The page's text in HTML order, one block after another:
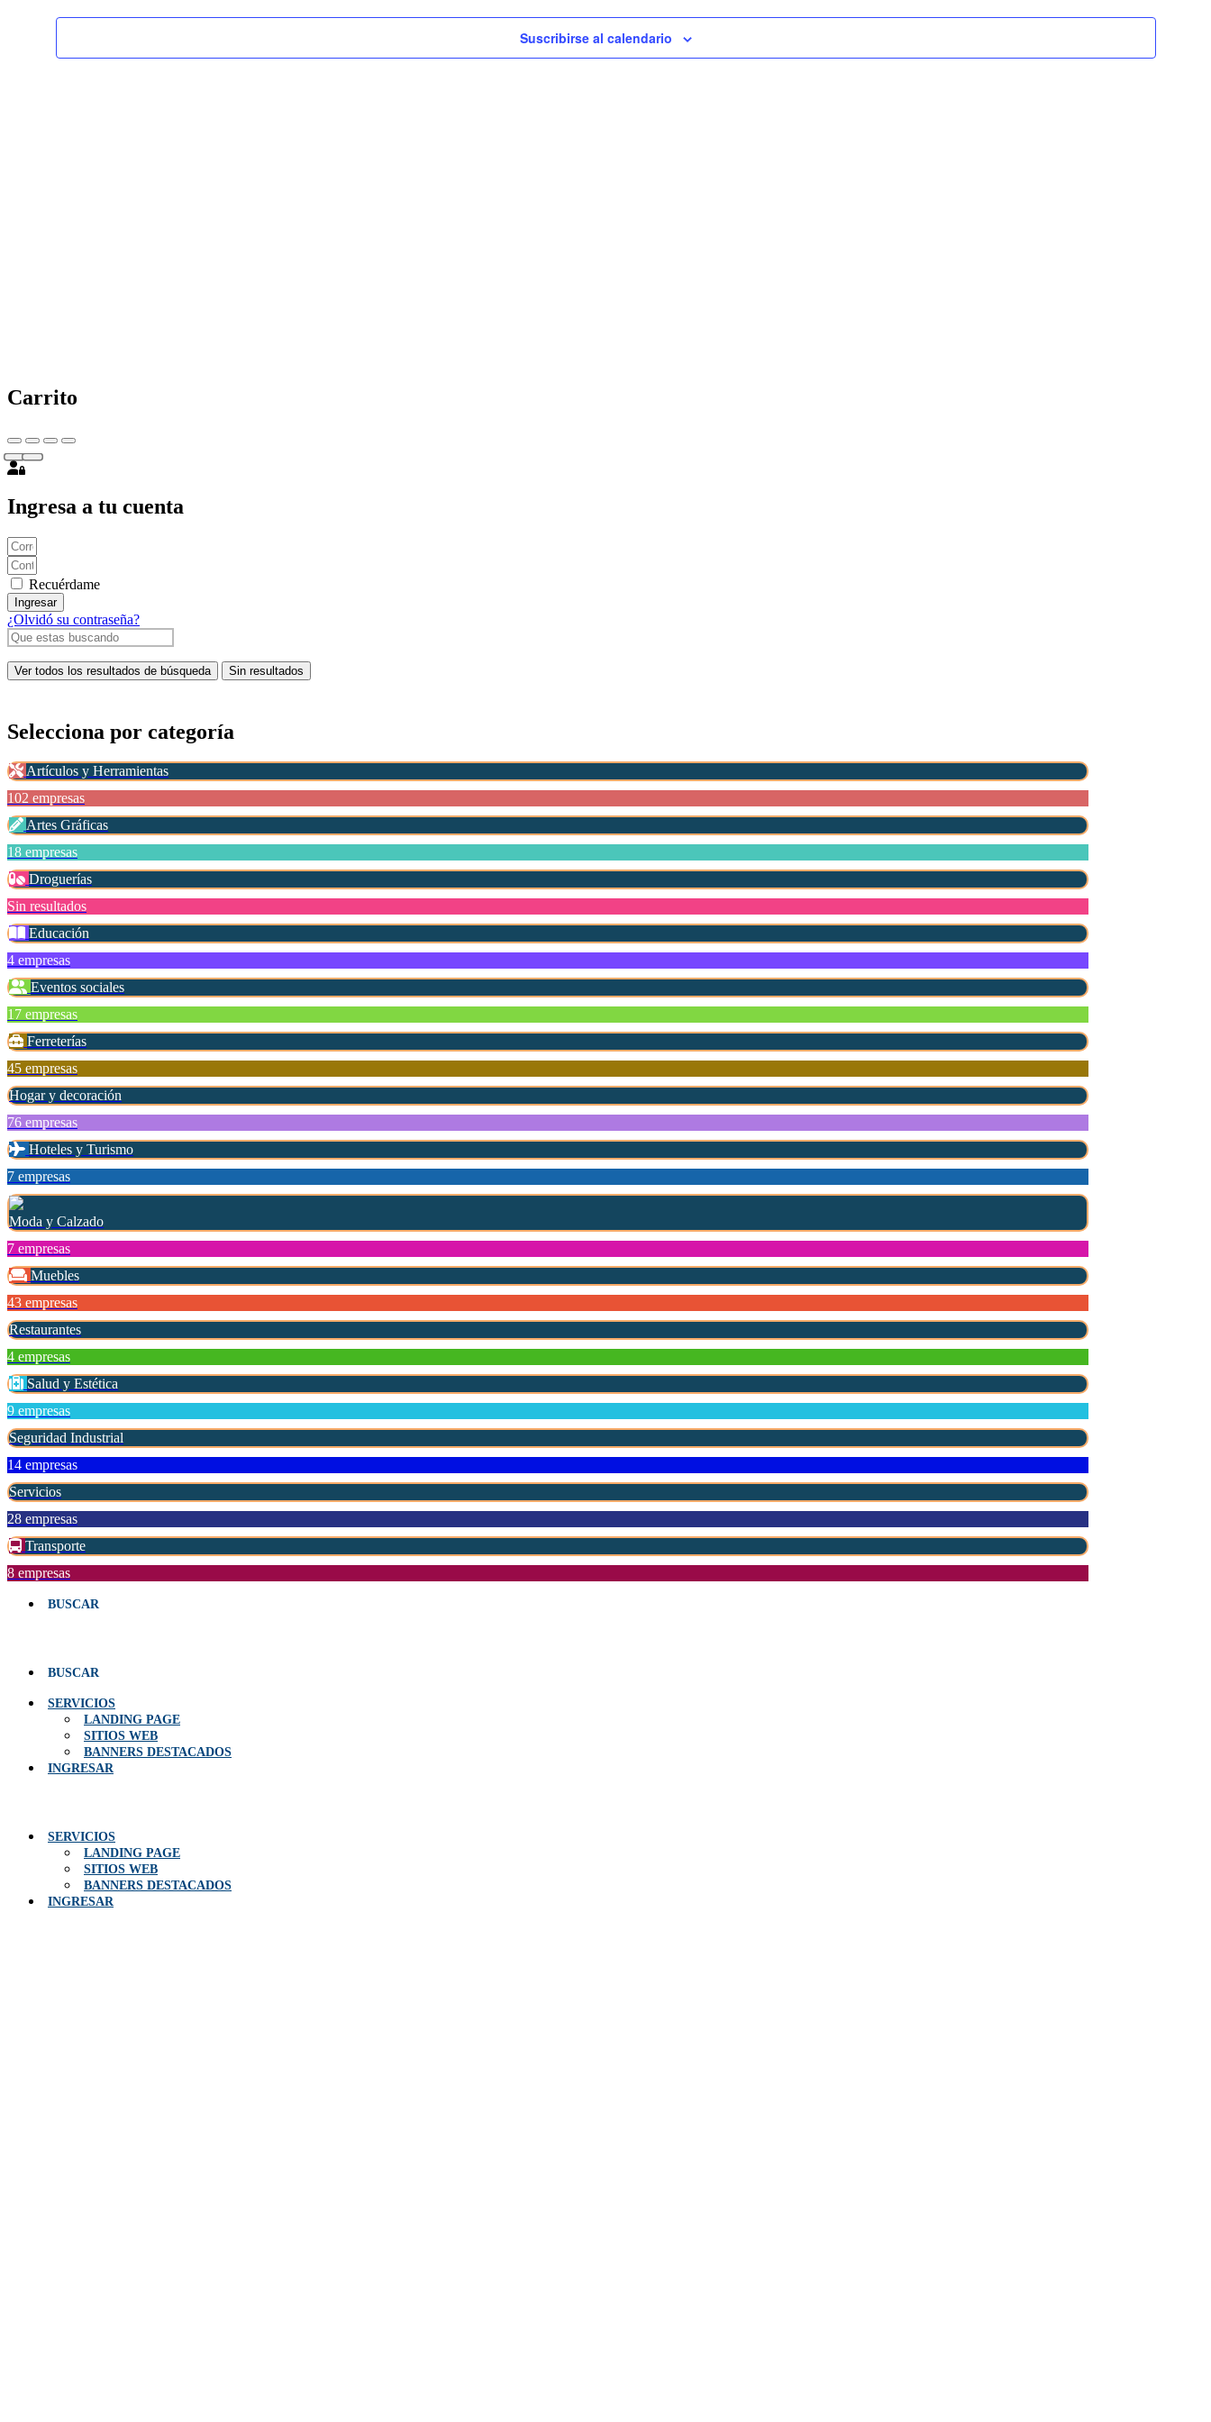
vistas
Eventos
Suscribirse al calendario
Carrito
Ingresa a tu cuenta
Recuérdame
Ingresar
¿Olvidó su contraseña?
Ver todos los resultados de búsqueda Sin resultados
Selecciona por categoría
Artículos y Herramientas
102 empresas
Artes Gráficas
18 empresas
Droguerías
Sin resultados
Educación
4 empresas
Eventos sociales
17 empresas
Ferreterías
45 empresas
Hogar y decoración
76 empresas
Hoteles y Turismo
7 empresas
Moda y Calzado
7 empresas
Muebles
43 empresas
Restaurantes
4 empresas
Salud y Estética
9 empresas
Seguridad Industrial
14 empresas
Servicios
28 empresas
Transporte
8 empresas
BUSCAR
BUSCAR
SERVICIOS
LANDING PAGE
SITIOS WEB
BANNERS DESTACADOS
INGRESAR
SERVICIOS
LANDING PAGE
SITIOS WEB
BANNERS DESTACADOS
INGRESAR